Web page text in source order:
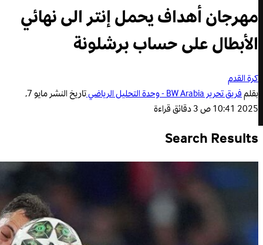
مهرجان أهداف يحمل إنتر الى نهائي
الأبطال على حساب برشلونة
كرة القدم
بقلمفريق تحرير BW Arabia - وحدة التحليل الرياضي تاريخ النشر
مايو 7,
2025 10:41 ص
3 دقائق قراءة
Search Results